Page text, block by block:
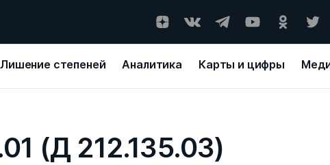
Лишение степеней Аналитика Карты и цифры
(Д 212.135.03)